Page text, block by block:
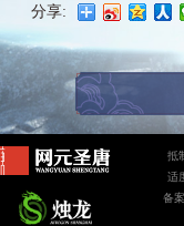
分享:
抵
适
备